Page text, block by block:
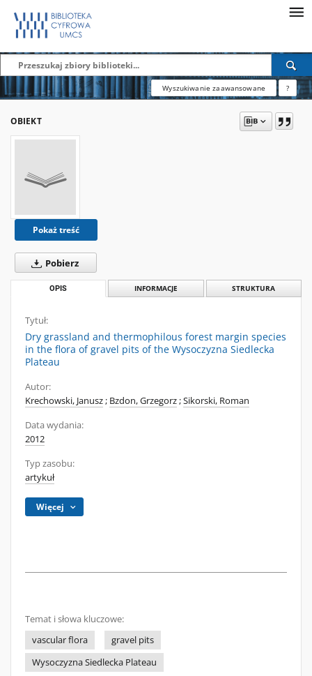
Wyszukiwanie zaawansowane ?
OBIEKT
Pokaż treść
Pobierz
OPIS INFORMACJE STRUKTURA
Tytuł:
Dry grassland and thermophilous forest margin species
in the flora of gravel pits of the Wysoczyzna Siedlecka
Plateau
Autor:
Krechowski, Janusz; Bzdon, Grzegorz;Sikorski, Roman
Data wydania:
2012
Typ zasobu:
artykuł
Więcej
Temat i słowa kluczowe:
vascular flora
gravel pits
Wysoczyzna Siedlecka Plateau